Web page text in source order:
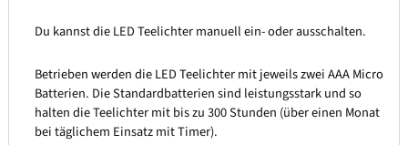
Du kannst die LED Teelichter manuell ein- oder ausschalten.
Betrieben werden die LED Teelichter mit jeweils zwei AAA Micro
Batterien. Die Standardbatterien sind leistungsstark und so
halten die Teelichter mit bis zu 300 Stunden (über einen Monat
bei täglichem Einsatz mit Timer).